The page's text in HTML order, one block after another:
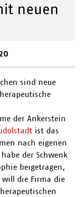
neuen
sind neue
der Ankerstein
ist das
nach eigenen
der Schwenk
beigetragen,
will die Firma die